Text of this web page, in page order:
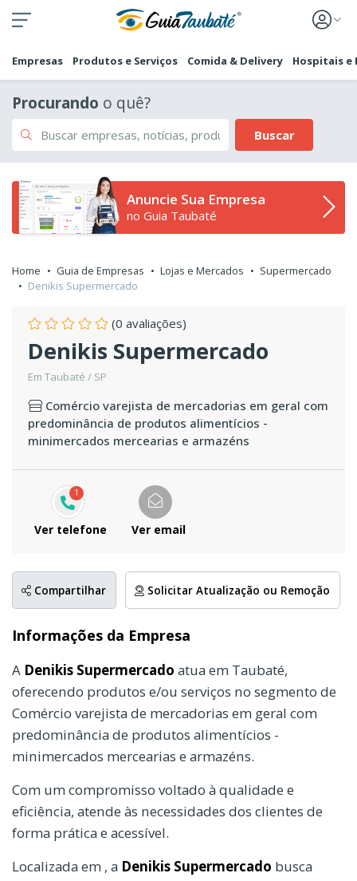
Empresas Produtos e Serviços Comida & Delivery Hospitais e
Procurando o quê?
Buscar
Anuncie Sua Empresa
no Guia Taubaté
Home Guia de Empresas Lojas e Mercados
Supermercado
Denikis Supermercado
(0 avaliações)
Denikis Supermercado
Em Taubaté / SP
Comércio varejista de mercadorias em geral com
predominância de produtos alimentícios -
minimercados mercearias e armazéns
1
Ver telefone Ver email
Compartilhar Solicitar Atualização ou Remoção
Informações da Empresa
A Denikis Supermercado atua em Taubaté,
oferecendo produtos e/ou serviços no segmento de
Comércio varejista de mercadorias em geral com
predominância de produtos alimentícios -
minimercados mercearias e armazéns.
Com um compromisso voltado à qualidade e
eficiência, atende às necessidades dos clientes de
forma prática e acessível.
Localizada em , a Denikis Supermercado busca